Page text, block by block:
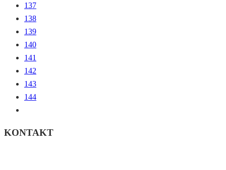
137
138
139
140
141
142
143
144
KONTAKT